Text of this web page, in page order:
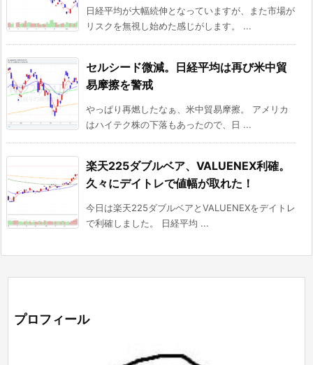
日経平均が大幅続伸となっていますが、また市場が
リスクを無視し始めた感じがします。 ...
セルシード微減。日経平均は再び米中貿
易摩擦を警戒
やっぱり再燃したなぁ、米中貿易摩擦。 アメリカ
はハイテク株の下落もあったので、日 ...
楽天225ダブルベア、VALUENEX利確。
久々にデイトレで値幅が取れた！
今日は楽天225ダブルベアとVALUENEXをデイトレ
で利確しました。 日経平均 ...
プロフィール